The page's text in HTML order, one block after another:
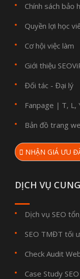
Chính sách bảo
Quyền lợi học
Cơ hội việc làm
Giới thiệu
Đối tác - Đại lý
Fanpage | T, L ,
Bản đồ trang
NHẬN GIÁ ƯU
DỊCH VỤ
Dịch vụ SEO
SEO TMĐT tối
Check Audit
Case Study SEO